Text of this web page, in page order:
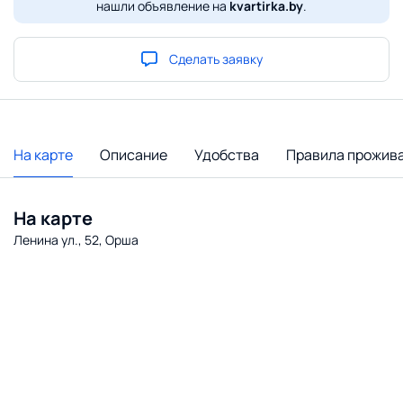
нашли объявление на kvartirka.by.
Сделать заявку
На карте Описание Удобства Правила
На карте
Ленина ул., 52, Орша